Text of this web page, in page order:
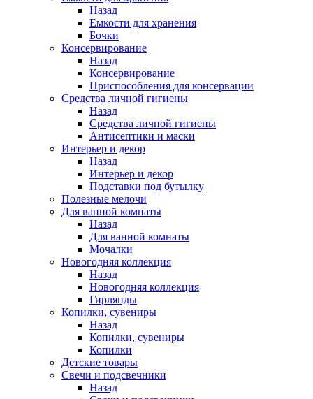
Назад
Емкости для хранения
Бочки
Консервирование
Назад
Консервирование
Приспособления для консервации
Средства личной гигиены
Назад
Средства личной гигиены
Антисептики и маски
Интерьер и декор
Назад
Интерьер и декор
Подставки под бутылку
Полезные мелочи
Для ванной комнаты
Назад
Для ванной комнаты
Мочалки
Новогодняя коллекция
Назад
Новогодняя коллекция
Гирлянды
Копилки, сувениры
Назад
Копилки, сувениры
Копилки
Детские товары
Свечи и подсвечники
Назад